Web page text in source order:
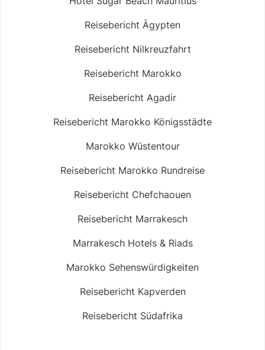
Reisebericht Ägypten
Reisebericht Nilkreuzfahrt
Reisebericht Marokko
Reisebericht Agadir
Reisebericht Marokko Königsstädte
Marokko Wüstentour
Reisebericht Marokko Rundreise
Reisebericht Chefchaouen
Reisebericht Marrakesch
Marrakesch Hotels & Riads
Marokko Sehenswürdigkeiten
Reisebericht Kapverden
Reisebericht Südafrika